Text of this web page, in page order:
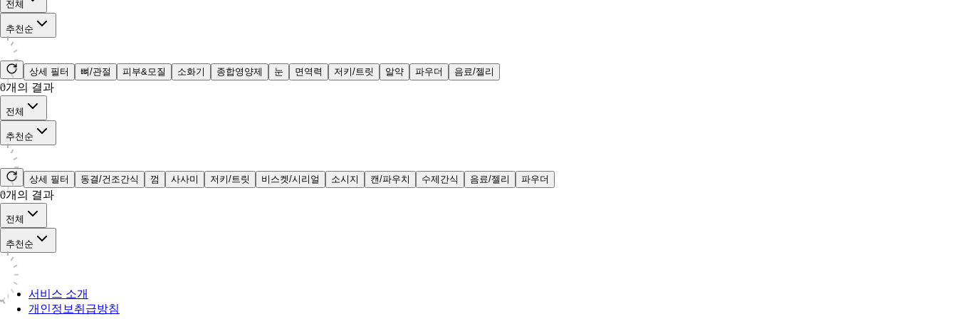
전체
추천순
상세 필터 뼈/관절 피부&모질 소화기 종합영양제 눈 면역력 저키/트릿 알약 파우더 음료/젤리
0개의 결과
전체
추천순
상세 필터 동결/건조간식 껌 사사미 저키/트릿 비스켓/시리얼 소시지 캔/파우치 수제간식 음료/젤리 파우더
0개의 결과
전체
추천순
서비스 소개
개인정보취급방침